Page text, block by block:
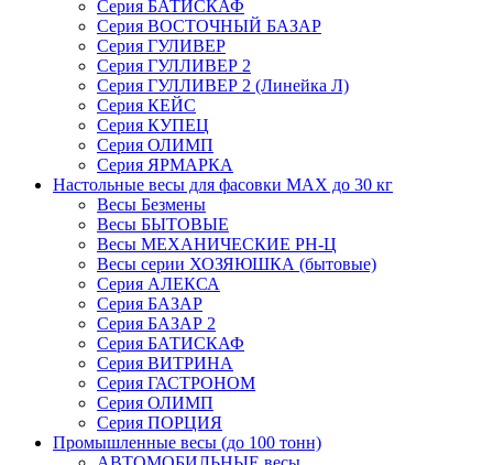
Серия БАТИСКАФ
Серия ВОСТОЧНЫЙ БАЗАР
Серия ГУЛИВЕР
Серия ГУЛЛИВЕР 2
Серия ГУЛЛИВЕР 2 (Линейка Л)
Серия КЕЙС
Серия КУПЕЦ
Серия ОЛИМП
Серия ЯРМАРКА
Настольные весы для фасовки MAX до 30 кг
Весы Безмены
Весы БЫТОВЫЕ
Весы МЕХАНИЧЕСКИЕ РН-Ц
Весы серии ХОЗЯЮШКА (бытовые)
Серия АЛЕКСА
Серия БАЗАР
Серия БАЗАР 2
Серия БАТИСКАФ
Серия ВИТРИНА
Серия ГАСТРОНОМ
Серия ОЛИМП
Серия ПОРЦИЯ
Промышленные весы (до 100 тонн)